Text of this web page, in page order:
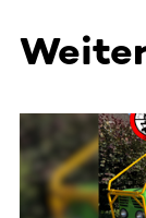
Dieser